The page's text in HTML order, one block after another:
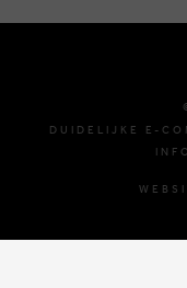
DUIDELIJKE E-